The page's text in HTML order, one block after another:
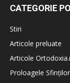
CATEGORIE
Stiri
Articole preluate
Articole
Proloagele